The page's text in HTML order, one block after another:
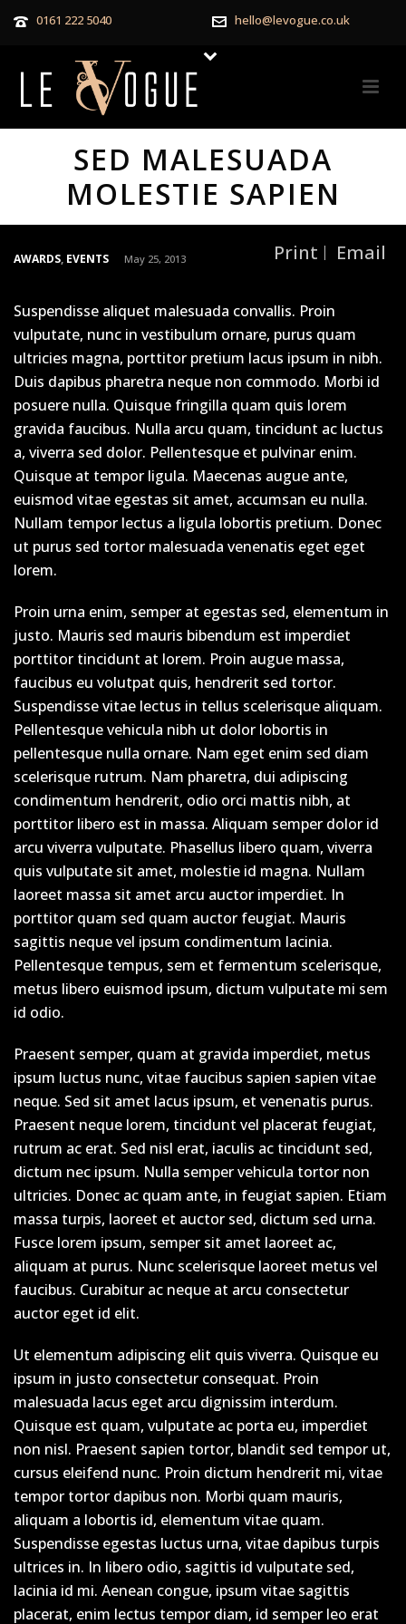
0161 222 5040 hello@levogue.co.uk
SED MALESUADA
MOLESTIE SAPIEN
Print Email
AWARDS, EVENTS May 25, 2013
Suspendisse aliquet malesuada convallis. Proin
vulputate, nunc in vestibulum ornare, purus quam
ultricies magna, porttitor pretium lacus ipsum in nibh.
Duis dapibus pharetra neque non commodo. Morbi id
posuere nulla. Quisque fringilla quam quis lorem
gravida faucibus. Nulla arcu quam, tincidunt ac luctus
a, viverra sed dolor. Pellentesque et pulvinar enim.
Quisque at tempor ligula. Maecenas augue ante,
euismod vitae egestas sit amet, accumsan eu nulla.
Nullam tempor lectus a ligula lobortis pretium. Donec
ut purus sed tortor malesuada venenatis eget eget
lorem.
Proin urna enim, semper at egestas sed, elementum in
justo. Mauris sed mauris bibendum est imperdiet
porttitor tincidunt at lorem. Proin augue massa,
faucibus eu volutpat quis, hendrerit sed tortor.
Suspendisse vitae lectus in tellus scelerisque aliquam.
Pellentesque vehicula nibh ut dolor lobortis in
pellentesque nulla ornare. Nam eget enim sed diam
scelerisque rutrum. Nam pharetra, dui adipiscing
condimentum hendrerit, odio orci mattis nibh, at
porttitor libero est in massa. Aliquam semper dolor id
arcu viverra vulputate. Phasellus libero quam, viverra
quis vulputate sit amet, molestie id magna. Nullam
laoreet massa sit amet arcu auctor imperdiet. In
porttitor quam sed quam auctor feugiat. Mauris
sagittis neque vel ipsum condimentum lacinia.
Pellentesque tempus, sem et fermentum scelerisque,
metus libero euismod ipsum, dictum vulputate mi sem
id odio.
Praesent semper, quam at gravida imperdiet, metus
ipsum luctus nunc, vitae faucibus sapien sapien vitae
neque. Sed sit amet lacus ipsum, et venenatis purus.
Praesent neque lorem, tincidunt vel placerat feugiat,
rutrum ac erat. Sed nisl erat, iaculis ac tincidunt sed,
dictum nec ipsum. Nulla semper vehicula tortor non
ultricies. Donec ac quam ante, in feugiat sapien. Etiam
massa turpis, laoreet et auctor sed, dictum sed urna.
Fusce lorem ipsum, semper sit amet laoreet ac,
aliquam at purus. Nunc scelerisque laoreet metus vel
faucibus. Curabitur ac neque at arcu consectetur
auctor eget id elit.
Ut elementum adipiscing elit quis viverra. Quisque eu
ipsum in justo consectetur consequat. Proin
malesuada lacus eget arcu dignissim interdum.
Quisque est quam, vulputate ac porta eu, imperdiet
non nisl. Praesent sapien tortor, blandit sed tempor ut,
cursus eleifend nunc. Proin dictum hendrerit mi, vitae
tempor tortor dapibus non. Morbi quam mauris,
aliquam a lobortis id, elementum vitae quam.
Suspendisse egestas luctus urna, vitae dapibus turpis
ultrices in. In libero odio, sagittis id vulputate sed,
lacinia id mi. Aenean congue, ipsum vitae sagittis
placerat, enim lectus tempor diam, id semper leo erat